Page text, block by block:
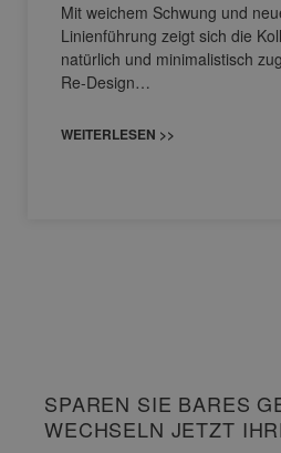
Mit weichem Schwung und
Linienführung zeigt sich die
natürlich und minimalistisch
Re-Design…
WEITERLESEN >>
SPAREN SIE BARES
WECHSELN JETZT